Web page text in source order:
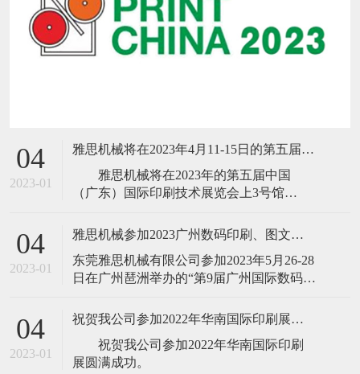
04
2023-01
雅思机械将在2023年4月11-15日的第五届中国(广东)国际印刷技术展览会
雅思机械将在2023年的第五届中国
（广东）国际印刷技术展览会上3号馆
速胶装联动线、高速三面切书机、数码折
配锁一体机、NO SPACE不空格高速全自动
锁线机、高速
04
2023-01
雅思机械参加2023广州数码印刷、图文快印展
​东莞雅思机械有限公司参加2023年5月26-28
日在广州琶洲举办的“第9届广州国际数码印
全自动锁线机，欢迎业界人士莅临雅思机
市雅思机械设备有限公司是一家专业设
计、制造、销售、服务于
04
2023-01
祝贺我公司参加2022年华南国际印刷展圆满成功
祝贺我公司参加2022年华南国际印刷